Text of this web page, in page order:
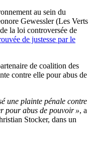
au sein du
Gewessler (Les Verts
la loi controversée de
de justesse par le
de coalition des
contre elle pour abus de
une plainte pénale contre
pour abus de pouvoir », a
Stocker, dans un